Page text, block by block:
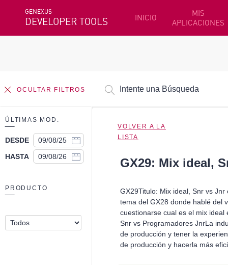
GENEXUS
DEVELOPER TOOLS INICIO
MIS
APLICACIONES